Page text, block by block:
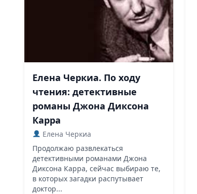
Елена Черкиа. По ходу
чтения: детективные
романы Джона Диксона
Карра
Елена Черкиа
Продолжаю развлекаться
детективными романами Джона
Диксона Карра, сейчас выбираю те,
в которых загадки распутывает
доктор...